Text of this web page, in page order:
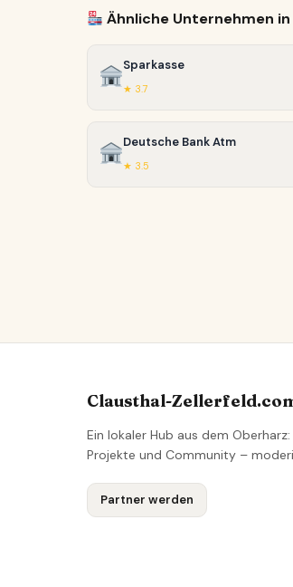
Ähnliche Unternehmen
Sparkasse
★ 3.7
Deutsche Bank Atm
★ 3.5
Clausthal-
Ein lokaler Hub aus dem
Projekte und Community –
Partner werden